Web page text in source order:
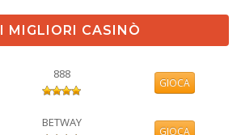
I MIGLIORI CASINÒ
888
GIOCA
BETWAY
GIOCA